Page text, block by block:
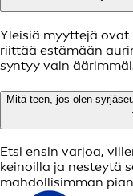
Yleisiä myyttejä ovat
riittää estämään
syntyy vain
Mitä teen, jos olen
Etsi ensin varjoa,
keinoilla ja nesteytä
mahdollisimman